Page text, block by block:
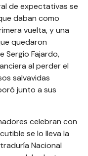
de expectativas se
daban como
vuelta, y una
quedaron
Sergio Fajardo,
al perder el
salvavidas
junto a sus
celebran con
se lo lleva la
Nacional